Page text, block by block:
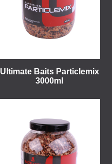
Ultimate Baits Particlemix
3000ml